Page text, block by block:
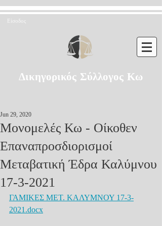
Είσοδος
Δικηγορικός Σύλλογος Κω
Μονομελές Κω - Οίκοθεν
Επαναπροσδιορισμοί
Μεταβατική Έδρα Καλύμνου
17-3-2021
Jun 29, 2020
ΓΑΜΙΚΕΣ ΜΕΤ. ΚΑΛΥΜΝΟΥ 17-3-
2021.docx